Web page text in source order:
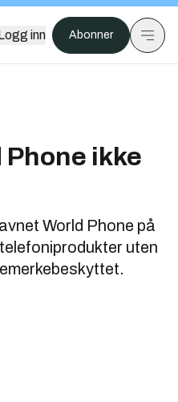
inn Abonner
Phone ikke
World Phone på
uten